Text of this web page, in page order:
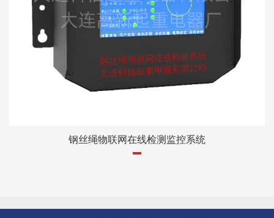
钢丝绳物联网在线检测监控系统